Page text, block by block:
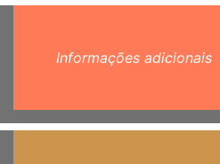
Informações adicionais